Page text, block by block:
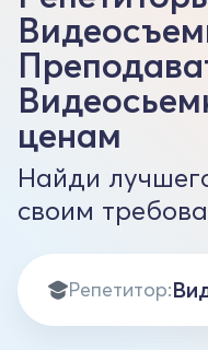
ценам
Найди
своим
Репетитор: